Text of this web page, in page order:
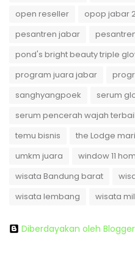
open reseller
opop jabar
pesantren jabar
pond's bright beauty triple
program juara jabar
sanghyangpoek
serum
serum pencerah wajah
temu bisnis
the Lodge
umkm juara
window 11
wisata Bandung barat
wisata lembang
wisata
Diberdayakan oleh Blogger